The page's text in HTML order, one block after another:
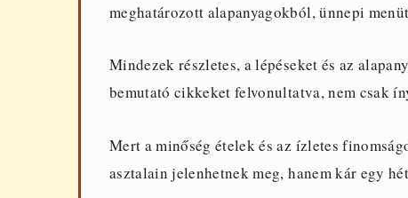
meghatározott alapanyagokból, ünnepi
Mindezek részletes, a lépéseket és az
bemutató cikkeket felvonultatva, nem csak
Mert a minőség ételek és az ízletes
asztalain jelenhetnek meg, hanem kár egy